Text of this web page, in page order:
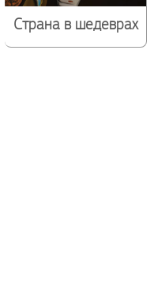
Страна в шедеврах